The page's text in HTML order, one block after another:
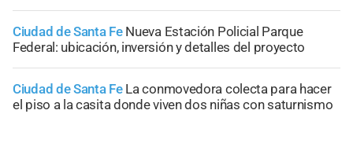
Ciudad de Santa Fe Nueva Estación Policial Parque
Federal: ubicación, inversión y detalles del proyecto
Ciudad de Santa Fe La conmovedora colecta para hacer
el piso a la casita donde viven dos niñas con saturnismo